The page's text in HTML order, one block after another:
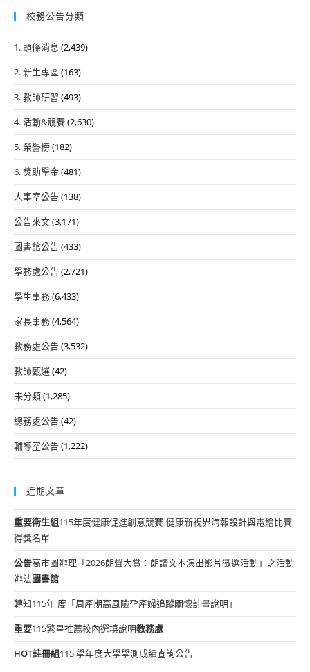
校務公告分類
1. 頭條消息 (2,439)
2. 新生專區 (163)
3. 教師研習 (493)
4. 活動&競賽(2,630)
5. 榮譽榜(182)
6. 獎助學金(481)
人事室公告(138)
公告來文(3,171)
圖書館公告(433)
學務處公告(2,721)
學生事務(6,433)
家長事務(4,564)
教務處公告(3,532)
教師甄選(42)
未分類(1,285)
總務處公告(42)
輔導室公告(1,222)
近期文章
重要衛生組115年度健康促進創意競賽-健康新視界海報設計與電繪比賽
得獎名單
公告高市圖辦理「2026朗聲大賞：朗讀文本演出影片徵選活動」之活動
辦法圖書館
轉知115年 度「周產期高風險孕產婦追蹤關懷計畫說明」
重要115繁星推薦校內選填說明教務處
HOT註冊組115 學年度大學學測成績查詢公告